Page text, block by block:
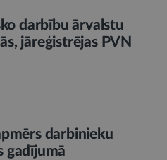
darbību ārvalstu
jāreģistrējas PVN
darbinieku
gadījumā